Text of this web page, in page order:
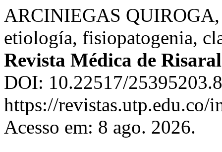
ARCINIEGAS
etiología, fisiopatogenia,
Revista Médica de
DOI: 10.22517/
https://revistas.utp.edu.co/
Acesso em: 8 ago. 2026.